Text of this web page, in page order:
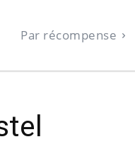
Par récompense